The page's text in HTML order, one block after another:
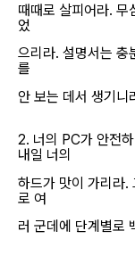
때때로 살피어라. 무
었
으리라. 설명서는 충
를
안 보는 데서 생기니
2. 너의 PC가 안전
내일 너의
하드가 맛이 가리라.
로 여
러 군데에 단계별로